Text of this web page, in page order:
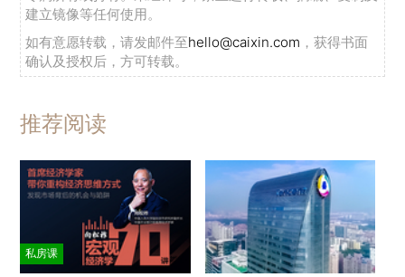
建立镜像等任何使用。
如有意愿转载，请发邮件至hello@caixin.com ，获得书面
确认及授权后，方可转载。
推荐阅读
私房课